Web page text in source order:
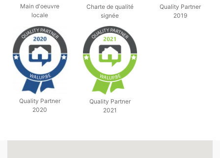
Main d'oeuvre
locale
Charte de qualité
signée
Quality Partner
2019
Quality Partner
2020
Quality Partner
2021